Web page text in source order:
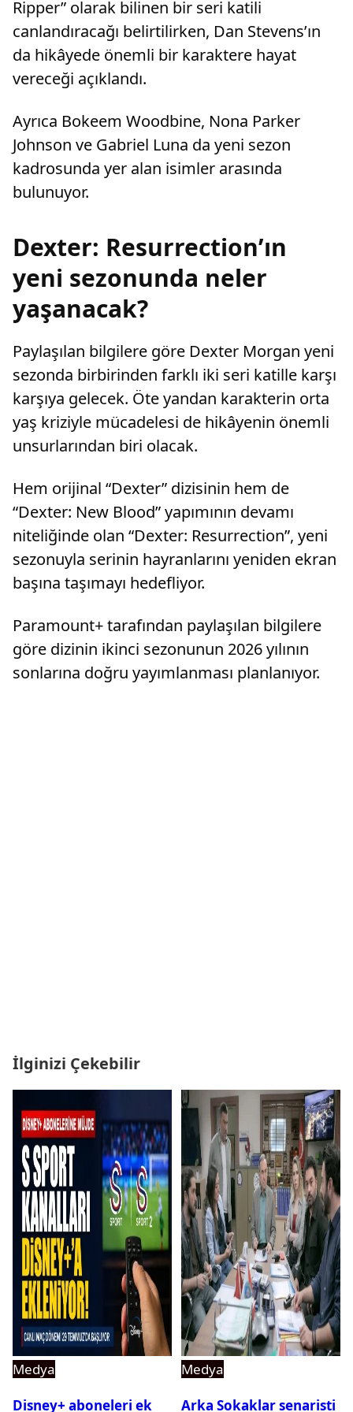
Ripper” olarak bilinen bir seri katili
canlandıracağı belirtilirken, Dan Stevens’ın
da hikâyede önemli bir karaktere hayat
vereceği açıklandı.
Ayrıca Bokeem Woodbine, Nona Parker
Johnson ve Gabriel Luna da yeni sezon
kadrosunda yer alan isimler arasında
bulunuyor.
Dexter: Resurrection’ın
yeni sezonunda neler
yaşanacak?
Paylaşılan bilgilere göre Dexter Morgan yeni
sezonda birbirinden farklı iki seri katille karşı
karşıya gelecek. Öte yandan karakterin orta
yaş kriziyle mücadelesi de hikâyenin önemli
unsurlarından biri olacak.
Hem orijinal “Dexter” dizisinin hem de
“Dexter: New Blood” yapımının devamı
niteliğinde olan “Dexter: Resurrection”, yeni
sezonuyla serinin hayranlarını yeniden ekran
başına taşımayı hedefliyor.
Paramount+ tarafından paylaşılan bilgilere
göre dizinin ikinci sezonunun 2026 yılının
sonlarına doğru yayımlanması planlanıyor.
İlginizi Çekebilir
Medya
Disney+ aboneleri ek
Medya
Arka Sokaklar senaristi